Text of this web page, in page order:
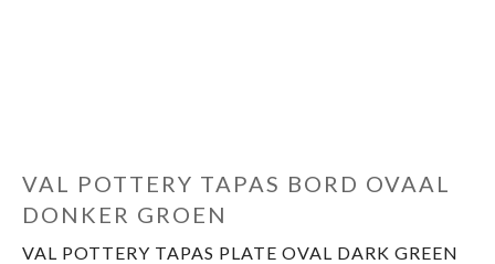
Cadeaubon
VAL POTTERY TAPAS BORD OVAAL
DONKER GROEN
VAL POTTERY TAPAS PLATE OVAL DARK GREEN